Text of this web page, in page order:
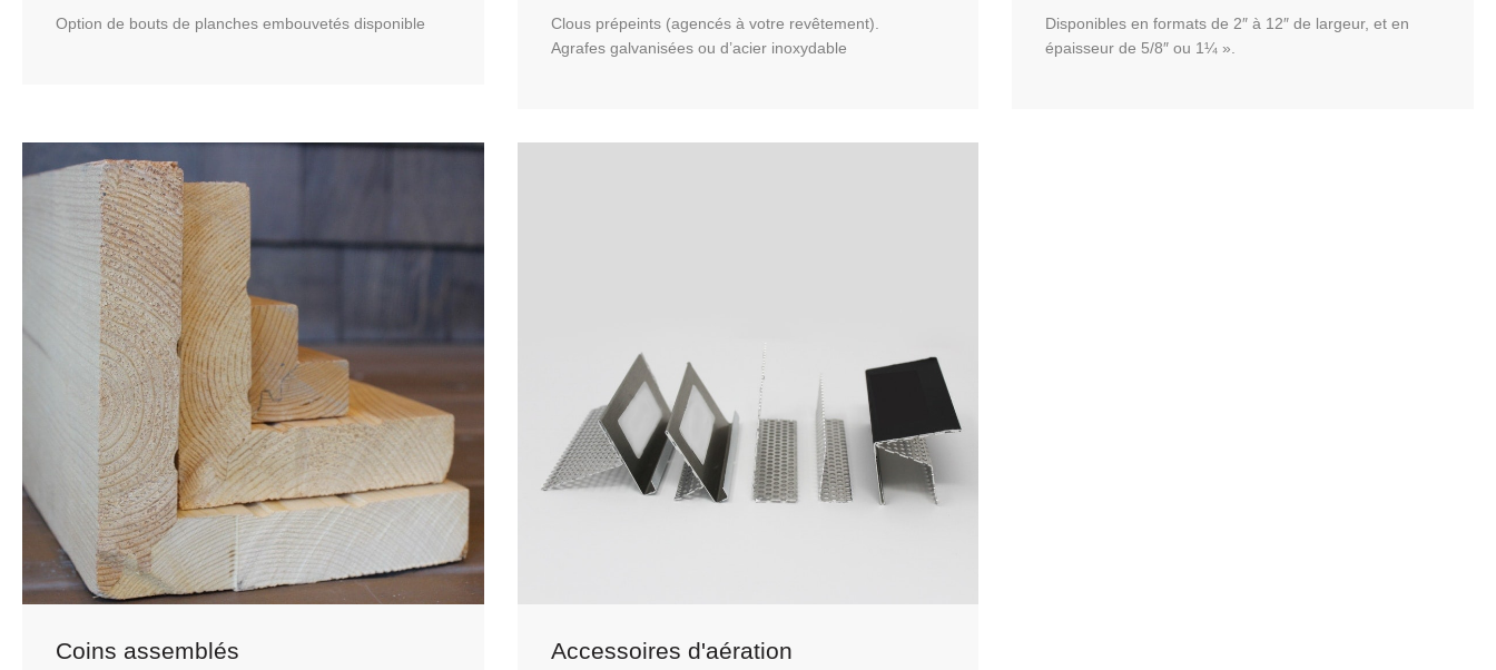
Option de bouts de planches embouvetés disponible
Clous prépeints (agencés à votre revêtement).
Agrafes galvanisées ou d’acier inoxydable
Disponibles en formats de 2″ à 12″ de largeur, et en
épaisseur de 5/8″ ou 1¼ ».
Coins assemblés Accessoires d'aération